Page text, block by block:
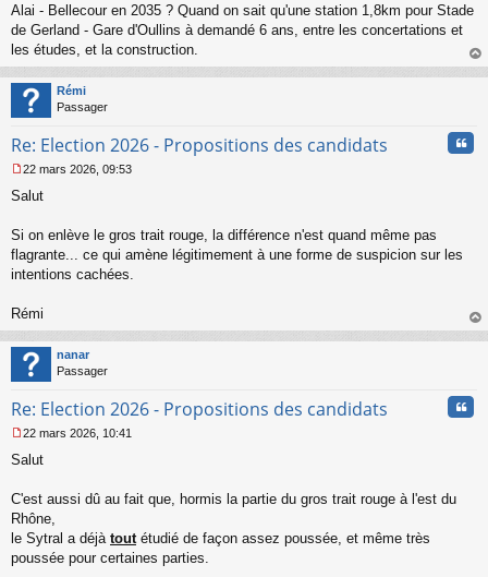
Alai - Bellecour en 2035 ? Quand on sait qu'une station 1,8km pour Stade
de Gerland - Gare d'Oullins à demandé 6 ans, entre les concertations et
les études, et la construction.
au
Rémi
Passager
Re: Election 2026 - Propositions des candidats
e
g
e
o
n
l
u
22 mars 2026, 09:53
Salut
Si on enlève le gros trait rouge, la différence n'est quand même pas
flagrante... ce qui amène légitimement à une forme de suspicion sur les
intentions cachées.
Rémi
au
nanar
Passager
Re: Election 2026 - Propositions des candidats
e
s
g
e
n
22 mars 2026, 10:41
Salut
C'est aussi dû au fait que, hormis la partie du gros trait rouge à l'est du
Rhône,
le Sytral a déjà tout étudié de façon assez poussée, et même très
poussée pour certaines parties.